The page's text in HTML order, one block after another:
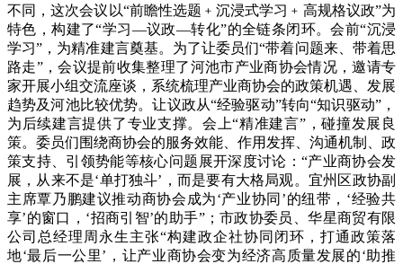
不同，这次会议以“前瞻性选题﹢沉浸式学习﹢高规格议政”为
特色，构建了“学习—议政—转化”的全链条闭环。会前“沉浸
学习”，为精准建言奠基。为了让委员们“带着问题来、带着思
路走”，会议提前收集整理了河池市产业商协会情况，邀请专
家开展小组交流座谈，系统梳理产业商协会的政策机遇、发展
趋势及河池比较优势。让议政从“经验驱动”转向“知识驱动”，
为后续建言提供了专业支撑。会上“精准建言”，碰撞发展良
策。委员们围绕商协会的服务效能、作用发挥、沟通机制、政
策支持、引领势能等核心问题展开深度讨论：“产业商协会发
展，从来不是‘单打独斗’，而是要有大格局观。宜州区政协副
主席覃乃鹏建议推动商协会成为‘产业协同’的纽带，‘经验共
享’的窗口，‘招商引智’的助手”；市政协委员、华星商贸有限
公司总经理周永生主张“构建政企社协同闭环，打通政策落
地‘最后一公里’，让产业商协会变为经济高质量发展的‘助推